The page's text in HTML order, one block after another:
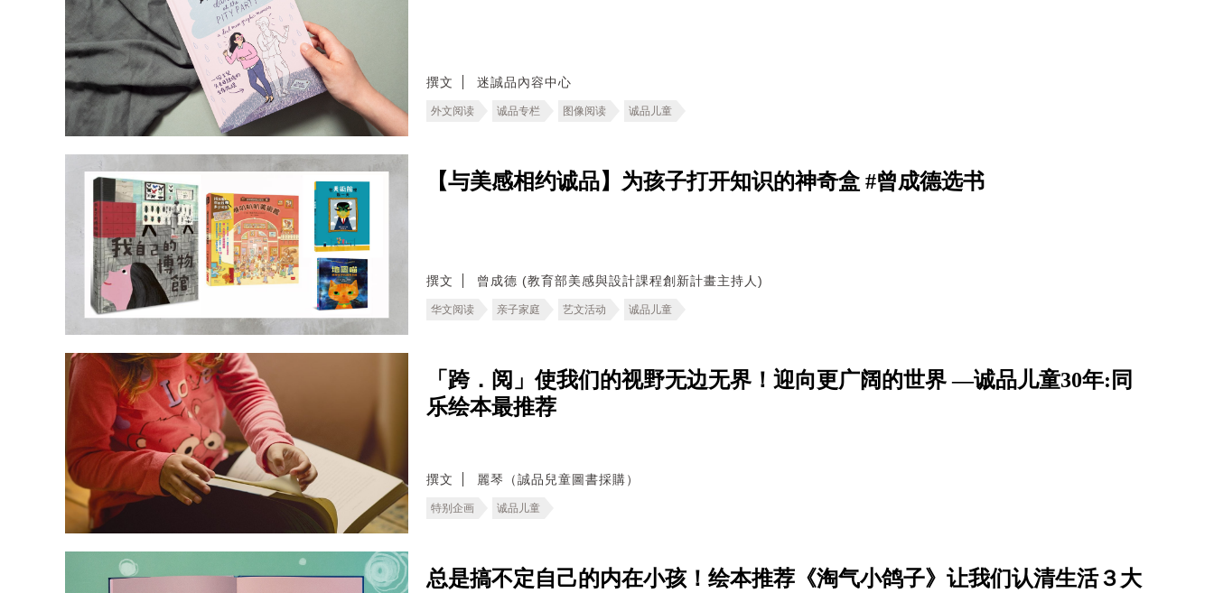
撰文 迷誠品內容中心
外文阅读 诚品专栏 图像阅读 诚品儿童
【与美感相约诚品】为孩子打开知识的神奇盒 #曾成德选书
撰文 曾成德 (教育部美感與設計課程創新計畫主持人)
华文阅读 亲子家庭 艺文活动 诚品儿童
「跨．阅」使我们的视野无边无界！迎向更广阔的世界 —诚品儿童30年:同
乐绘本最推荐
撰文 麗琴（誠品兒童圖書採購）
特别企画 诚品儿童
总是搞不定自己的内在小孩！绘本推荐《淘气小鸽子》让我们认清生活３大